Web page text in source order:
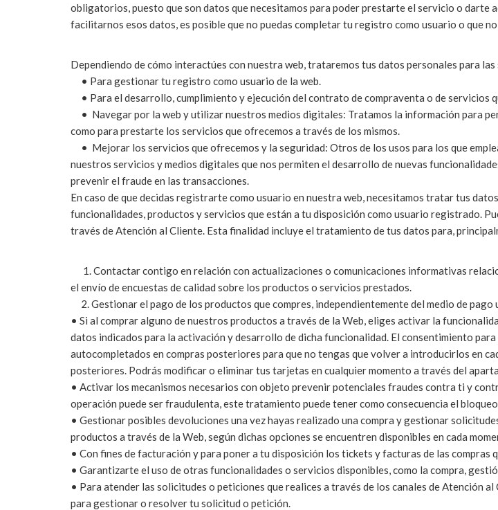
obligatorios, puesto que son datos que necesitamos para poder prestarte el servicio o darte
facilitarnos esos datos, es posible que no puedas completar tu registro como usuario o que
Dependiendo de cómo interactúes con nuestra web, trataremos tus datos personales para
• Para gestionar tu registro como usuario de la web.
• Para el desarrollo, cumplimiento y ejecución del contrato de compraventa o de servicios
• Navegar por la web y utilizar nuestros medios digitales: Tratamos la información para
como para prestarte los servicios que ofrecemos a través de los mismos.
• Mejorar los servicios que ofrecemos y la seguridad: Otros de los usos para los que
nuestros servicios y medios digitales que nos permiten el desarrollo de nuevas
prevenir el fraude en las transacciones.
En caso de que decidas registrarte como usuario en nuestra web, necesitamos tratar tus
funcionalidades, productos y servicios que están a tu disposición como usuario registrado.
través de Atención al Cliente. Esta finalidad incluye el tratamiento de tus datos para,
1. Contactar contigo en relación con actualizaciones o comunicaciones informativas
el envío de encuestas de calidad sobre los productos o servicios prestados.
2. Gestionar el pago de los productos que compres, independientemente del medio de pago
• Si al comprar alguno de nuestros productos a través de la Web, eliges activar la
datos indicados para la activación y desarrollo de dicha funcionalidad. El consentimiento
autocompletados en compras posteriores para que no tengas que volver a introducirlos en
posteriores. Podrás modificar o eliminar tus tarjetas en cualquier momento a través del
• Activar los mecanismos necesarios con objeto prevenir potenciales fraudes contra ti y
operación puede ser fraudulenta, este tratamiento puede tener como consecuencia el
• Gestionar posibles devoluciones una vez hayas realizado una compra y gestionar
productos a través de la Web, según dichas opciones se encuentren disponibles en cada
• Con fines de facturación y para poner a tu disposición los tickets y facturas de las compras
• Garantizarte el uso de otras funcionalidades o servicios disponibles, como la compra,
• Para atender las solicitudes o peticiones que realices a través de los canales de Atención
para gestionar o resolver tu solicitud o petición.